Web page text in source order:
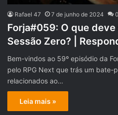
Rafael 47 7 de junho de 2024 0
Forja#059: O que
Sessão Zero? |
Bem-vindos ao 59º episódio da
pelo RPG Next que trás um bate-
relacionados ao…
Leia mais »